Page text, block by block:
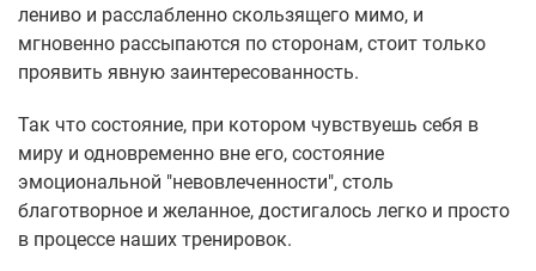
лениво и расслабленно скользящего мимо, и
мгновенно рассыпаются по сторонам, стоит только
проявить явную заинтересованность.
Так что состояние, при котором чувствуешь себя в
миру и одновременно вне его, состояние
эмоциональной "невовлеченности", столь
благотворное и желанное, достигалось легко и просто
в процессе наших тренировок.